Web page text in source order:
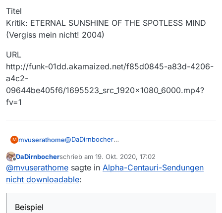
Titel
Kritik: ETERNAL SUNSHINE OF THE SPOTLESS MIND
(Vergiss mein nicht! 2004)
URL
http://funk-01dd.akamaized.net/f85d0845-a83d-4206-
a4c2-
09644be405f6/1695523_src_1920x1080_6000.mp4?
fv=1
M mvuserathome@DaDirnbocher
dann in den meisten Fällen geklappt.
Bei den anderen gibt es immer ein 403 Fehller.
Wenn ich dann den Link im Firefox öffne,
bekomme ich eine weiße Seite.
Beispiel
DaDirnbocherschrieb am 19. Okt. 2020, 17:02
zuletzt editiert von
@mvuserathome sagte in Alpha-Centauri-Sendungen
nicht downloadable:
Beispiel